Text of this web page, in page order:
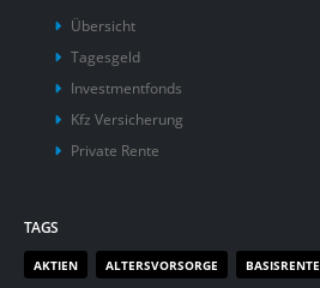
Übersicht
Tagesgeld
Investmentfonds
Kfz Versicherung
Private Rente
TAGS
AKTIEN ALTERSVORSORGE BASISRENTE